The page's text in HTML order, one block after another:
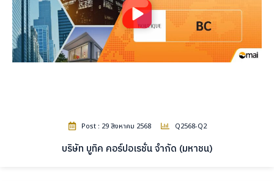
Post : 29 สิงหาคม 2568 Q2568-Q2
บริษัท บูทิค คอร์ปอเรชั่น จำกัด (มหาชน)